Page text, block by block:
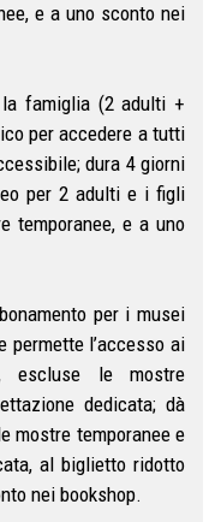
e a uno sconto nei
famiglia (2 adulti +
per accedere a tutti
dura 4 giorni
per 2 adulti e i figli
temporanee, e a uno
per i musei
permette l’accesso ai
escluse le mostre
dedicata; dà
mostre temporanee e
al biglietto ridotto
nei bookshop.